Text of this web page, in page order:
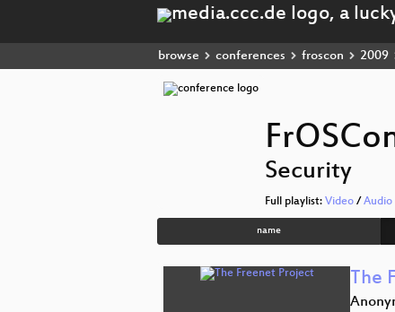
browse conferences froscon 2009
Security
Full playlist: Video / Audio
name
The